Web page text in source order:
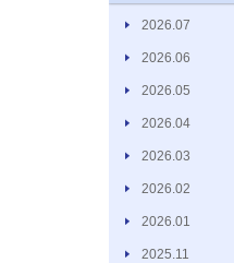
2026.07
2026.06
2026.05
2026.04
2026.03
2026.02
2026.01
2025.11